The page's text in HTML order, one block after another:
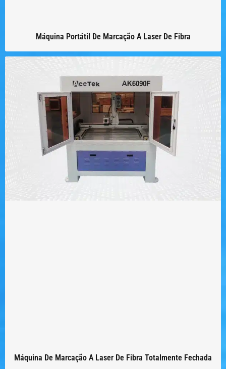
Máquina Portátil De Marcação A Laser De Fibra
Máquina De Marcação A Laser De Fibra Totalmente Fechada